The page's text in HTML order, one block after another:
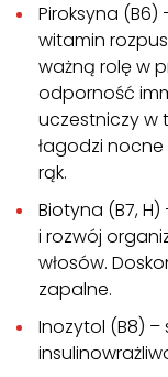
Piroksyna (B6)
witamin
ważną rolę w
odporność
uczestniczy w
łagodzi
rąk.
Biotyna (B7,
i rozwój
włosów.
zapalne.
Inozytol (B8)